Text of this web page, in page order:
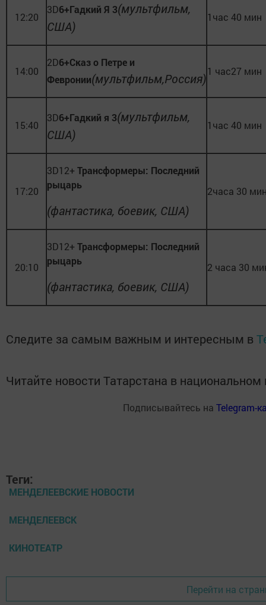
12:20
3D6+Гадкий Я 3(мультфильм,
США)
1час 40 мин
14:00
2D6+Сказ о Петре и
Февронии(мультфильм,Россия)1 час27 мин
15:40
3D6+Гадкий я 3(мультфильм,
США)
1час 40 мин
17:20
3D12+Трансформеры: Последний
рыцарь
(фантастика, боевик, США)
2часа 30
20:10
3D12+Трансформеры: Последний
рыцарь
(фантастика, боевик, США)
2 часа 30
Следите за самым важным и интересным в
Читайте новости Татарстана в
Подписывайтесь на Telegram-
Теги:
МЕНДЕЛЕЕВСКИЕ НОВОСТИ
МЕНДЕЛЕЕВСК
КИНОТЕАТР
Перейти на